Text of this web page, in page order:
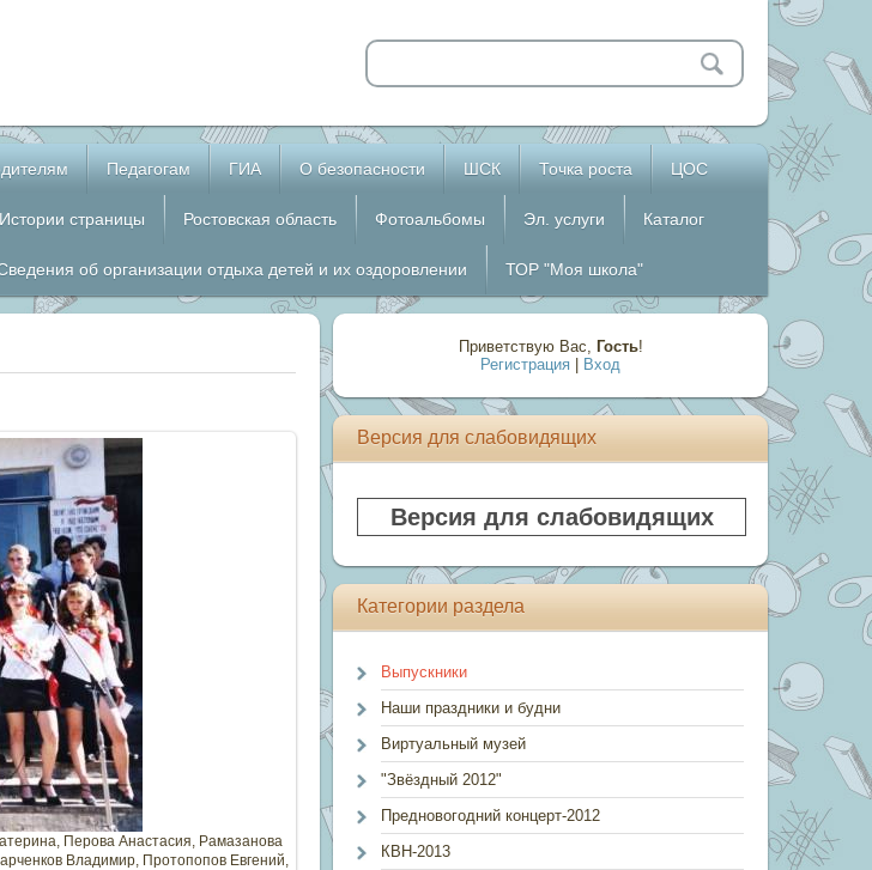
Педагогам ГИА О безопасности ШСК Точка роста ЦОС
Истории страницы Ростовская область Фотоальбомы Эл. услуги Каталог
об организации отдыха детей и их оздоровлении ТОР "Моя школа"
, Перова Анастасия, Рамазанова
Владимир, Протопопов Евгений,
Приветствую Вас, Гость!
Регистрация
Вход
Версия для слабовидящих
Версия для слабовидящих
Категории раздела
Выпускники
Наши праздники и будни
Виртуальный музей
"Звёздный 2012"
Предновогодний концерт-2012
КВН-2013